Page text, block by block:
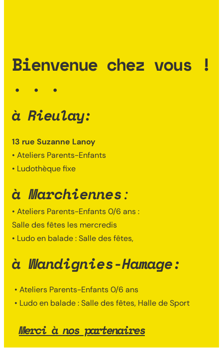
Bienvenue chez vous !
. . .
à Rieulay:
13 rue Suzanne Lanoy
• Ateliers Parents-Enfants
• Ludothèque fixe
à Marchiennes:
• Ateliers Parents-Enfants 0/6 ans :
Salle des fêtes les mercredis
• Ludo en balade : Salle des fêtes,
à Wandignies-Hamage:
• Ateliers Parents-Enfants 0/6 ans
• Ludo en balade : Salle des fêtes, Halle de Sport
Merci à nos partenaires